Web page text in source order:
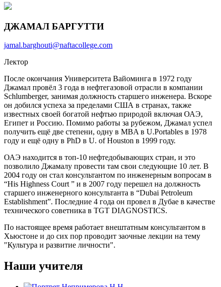
ДЖАМАЛ БАРГУТТИ
jamal.barghouti@naftacollege.com
Лектор
После окончания Университета Вайоминга в 1972 году
Джамал провёл 3 года в нефтегазовой отрасли в компании
Schlumberger, занимая должность старшего инженера. Вскоре
он добился успеха за пределами США в странах, также
известных своей богатой нефтью природой включая ОАЭ,
Египет и Россию. Помимо работы за рубежом, Джамал успел
получить ещё две степени, одну в MBA в U.Portables в 1978
году и ещё одну в PhD в U. of Houston в 1999 году.
ОАЭ находится в топ-10 нефтедобывающих стран, и это
позволило Джамалу провести там свои следующие 10 лет. В
2004 году он стал консультантом по инженерным вопросам в
“His Highness Court ” и в 2007 году перешел на должность
старшего инженерного консультанта в “Dubai Petroleum
Establishment”. Последние 4 года он провел в Дубае в качестве
технического советника в TGT DIAGNOSTICS.
По настоящее время работает внештатным консультантом в
Хьюстоне и до сих пор проводит заочные лекции на тему
"Культура и развитие личности".
Наши учителя